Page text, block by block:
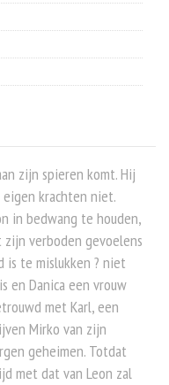
zijn spieren komt. Hij
krachten niet.
in bedwang te houden,
verboden gevoelens
is te mislukken ? niet
en Danica een vrouw
met Karl, een
Mirko van zijn
geheimen. Totdat
met dat van Leon zal